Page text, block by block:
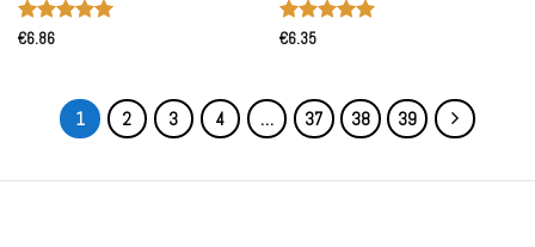
Double maille
Note
€6.86
puffs Achat en bulk
Note
€6.35
1 2 3 4 … 37 38 39